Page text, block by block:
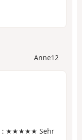
Anne12
: ★★★★★ Sehr